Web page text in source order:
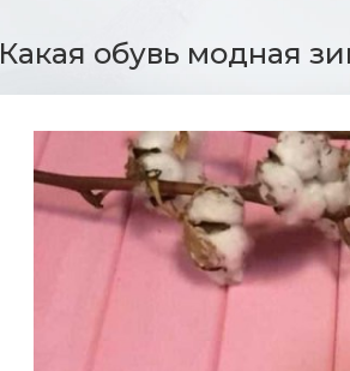
Какая обувь модная